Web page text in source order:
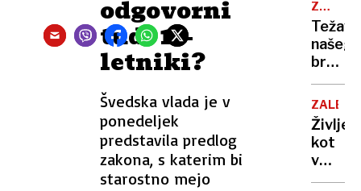
odgovorni
tudi 13-
letniki?
Švedska vlada je v
ponedeljek
predstavila predlog
zakona, s katerim bi
starostno mejo
umrla
cela
kot
za
BANKE
Težave
našega
bralca:
Ko
se
banka
noče
ločiti
kot
v
nočni